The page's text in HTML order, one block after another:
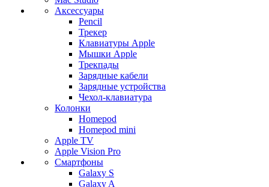
Аксессуары
Pencil
Трекер
Клавиатуры Apple
Мышки Apple
Трекпады
Зарядные кабели
Зарядные устройства
Чехол-клавиатура
Колонки
Homepod
Homepod mini
Apple TV
Apple Vision Pro
Смартфоны
Galaxy S
Galaxy A